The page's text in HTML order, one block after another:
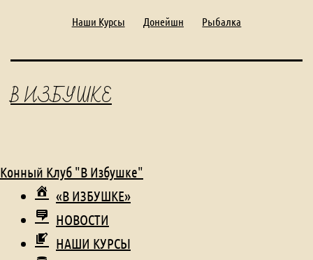
Наши Курсы Донейшн Рыбалка
В ИЗБУШКЕ
Конный Клуб "В Избушке"
«В ИЗБУШКЕ»
НОВОСТИ
НАШИ КУРСЫ